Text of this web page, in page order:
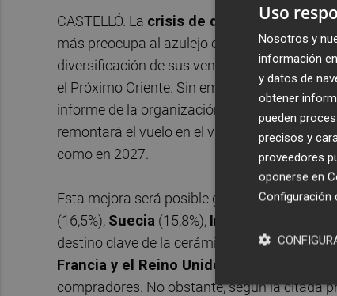
CASTELLÓ. La crisis de demandade los
más preocupa al azulejo español. La
diversificación de sus ventas y al buen
el Próximo Oriente. Sin embargo, la
informe de la organización
Euroconstruct ,
remontará el vuelo en el viejo continente el
como en 2027.
Esta mejora será posible gracias a los
(16,5%), Suecia (15,8%), Irlanda
destino clave de la cerámica de Castellón,
Francia y el Reino Unido
compradores. No obstante, según la citada
Uso
Nosotros y
información
y datos de
obtener
pueden
precisos y
proveedores
oponerse en
Configuración